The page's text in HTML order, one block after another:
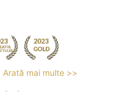
Arată mai multe >>